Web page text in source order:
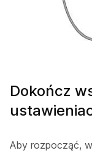
Dokończ
Aby rozpocząć,